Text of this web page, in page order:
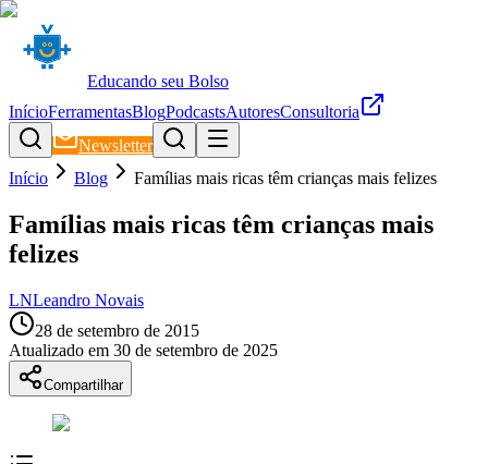
Educando seu Bolso
InícioFerramentasBlogPodcastsAutoresConsultoria
Newsletter
Início
Blog Famílias mais ricas têm crianças mais felizes
Famílias mais ricas têm crianças mais
felizes
LNLeandro Novais
28 de setembro de 2015
Atualizado em 30 de setembro de 2025
Compartilhar